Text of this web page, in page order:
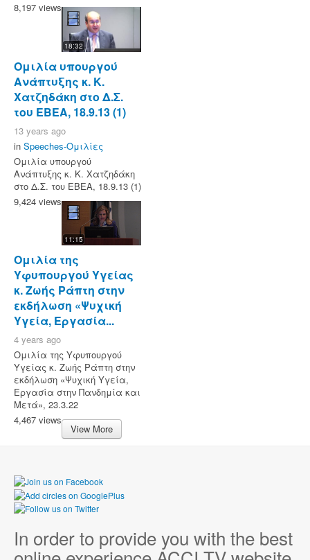
8,197 views
18:32
Ομιλία υπουργού
Ανάπτυξης κ. Κ.
Χατζηδάκη στο Δ.Σ.
του ΕΒΕΑ, 18.9.13 (1)
13 years ago
in Speeches-Ομιλίες
Ομιλία υπουργού
Ανάπτυξης κ. Κ. Χατζηδάκη
στο Δ.Σ. του ΕΒΕΑ, 18.9.13 (1)
9,424 views
11:15
Ομιλία της
Υφυπουργού Υγείας
κ. Ζωής Ράπτη στην
εκδήλωση «Ψυχική
Υγεία, Εργασία...
4 years ago
Ομιλία της Υφυπουργού
Υγείας κ. Ζωής Ράπτη στην
εκδήλωση «Ψυχική Υγεία,
Εργασία στην Πανδημία και
Μετά», 23.3.22
4,467 views
View More
In order to provide you with the best